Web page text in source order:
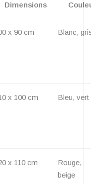
Dimensions
x 90 cm Blanc,
x 100 cm Bleu, vert
x 110 cm
Rouge,
beige